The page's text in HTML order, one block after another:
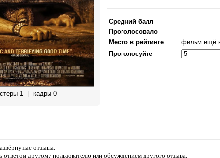
1 кадры 0
Средний балл
Проголосовало
Место в рейтинге
фильм ещё
Проголосуйте
отзывы.
другому пользователю или обсуждением другого отзыва.